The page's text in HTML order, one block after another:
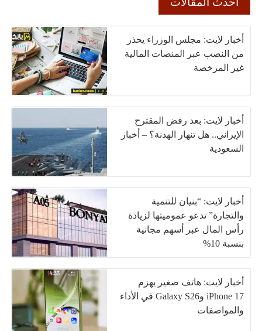
أخبار لايت: مجلس الوزراء يحذر
من النصب عبر المنصات المالية
غير المرخصة
أخبار لايت: بعد رفض المقترح
الإيراني.. هل تنهار الهدنة؟ – أخبار
السعودية
أخبار لايت: “بنيان للتنمية
والتجارة” تدعو عموميتها لزيادة
رأس المال عبر أسهم مجانية
بنسبة 10%
أخبار لايت: هاتف صغير يهزم
iPhone 17 وGalaxy S26 في الأداء
والمواصفات